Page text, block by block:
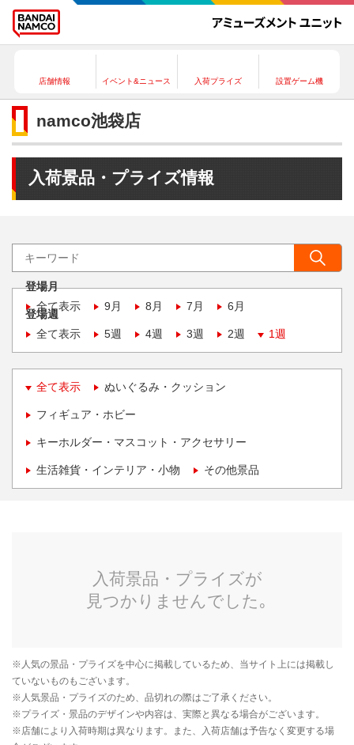
店舗情報 イベント&ニュース 入荷プライズ 設置ゲーム機
namco池袋店
入荷景品・プライズ情報
登場月
全て表示
9月 8月 7月 6月
登場週
全て表示
5週 4週 3週 2週 1週
全て表示 ぬいぐるみ・クッション
フィギュア・ホビー
キーホルダー・マスコット・アクセサリー
生活雑貨・インテリア・小物 その他景品